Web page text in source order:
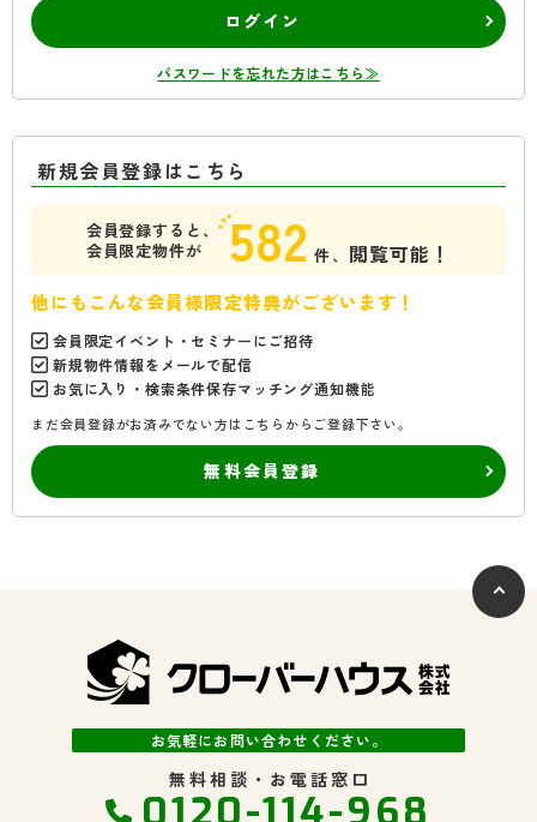
ログイン
パスワードを忘れた方はこちら≫
新規会員登録はこちら
会員登録すると、
会員限定物件が
582 件、 閲覧可能！
他にもこんな会員様限定特典がございます！
会員限定イベント・セミナーにご招待
新規物件情報をメールで配信
お気に入り・検索条件保存マッチング通知機能
まだ会員登録がお済みでない方はこちらからご登録下さい。
無料会員登録
お気軽にお問い合わせください。
無料相談・お電話窓口